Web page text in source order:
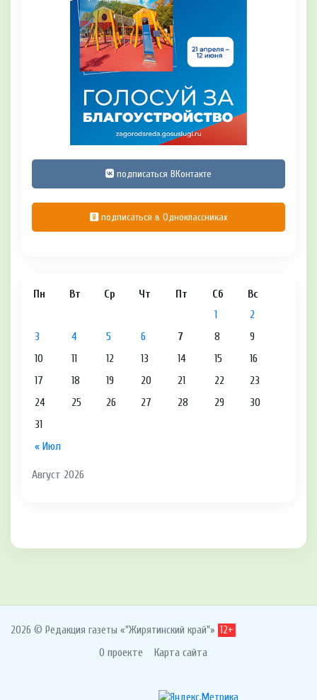
подписаться ВКонтакте
подписаться в Одноклассниках
Август 2026
Пн Вт Ср Чт Пт Сб Вс
« Июл
1
2
3
4 5 6 7 8
9
10
11 12 13 14 15
16
17
18 19 20 21 22
23
24
25 26 27 28 29
30
31
2026 © Редакция газеты «"Жирятинский край"» 12+
О проекте Карта сайта